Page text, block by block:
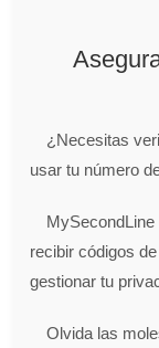
¿Necesitas
usar tu número
recibir códigos
gestionar tu
Olvida las